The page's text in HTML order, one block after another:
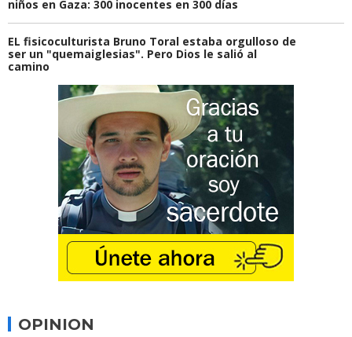
niños en Gaza: 300 inocentes en 300 días
EL fisicoculturista Bruno Toral estaba orgulloso de
ser un "quemaiglesias". Pero Dios le salió al
camino
OPINION